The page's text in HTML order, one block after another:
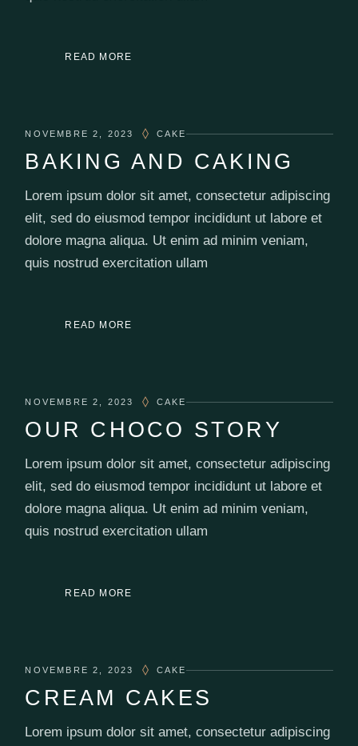
READ MORE
NOVEMBRE 2, 2023 CAKE
BAKING AND CAKING
Lorem ipsum dolor sit amet, consectetur adipiscing
elit, sed do eiusmod tempor incididunt ut labore et
dolore magna aliqua. Ut enim ad minim veniam,
quis nostrud exercitation ullam
READ MORE
NOVEMBRE 2, 2023 CAKE
OUR CHOCO STORY
Lorem ipsum dolor sit amet, consectetur adipiscing
elit, sed do eiusmod tempor incididunt ut labore et
dolore magna aliqua. Ut enim ad minim veniam,
quis nostrud exercitation ullam
READ MORE
NOVEMBRE 2, 2023 CAKE
CREAM CAKES
Lorem ipsum dolor sit amet, consectetur adipiscing